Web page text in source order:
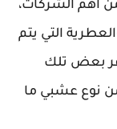
أهم الشركات،
التي يتم
بعض تلك
نوع عشبي ما